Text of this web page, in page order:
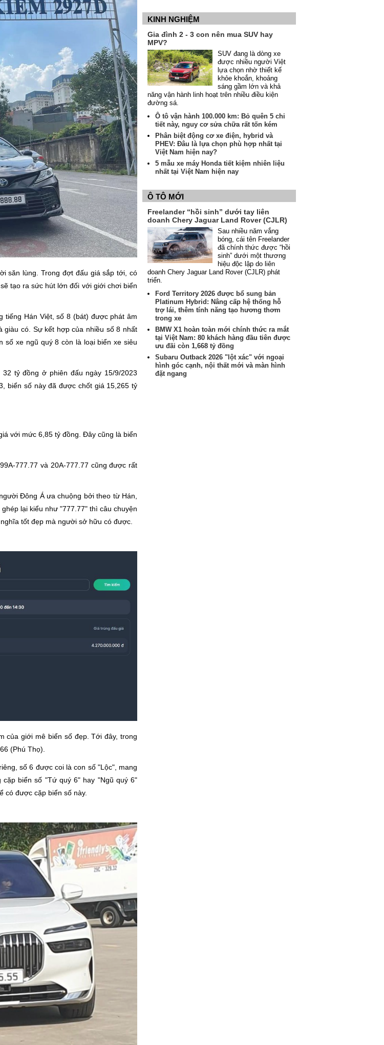
săn lùng. Trong đợt đấu giá sắp tới, có
tạo ra sức hút lớn đối với giới chơi biển
tiếng Hán Việt, số 8 (bát) được phát âm
giàu có. Sự kết hợp của nhiều số 8 nhất
số xe ngũ quý 8 còn là loại biển xe siêu
tỷ đồng ở phiên đấu ngày 15/9/2023
biển số này đã được chốt giá 15,265 tỷ
với mức 6,85 tỷ đồng. Đây cũng là biển
777.77 và 20A-777.77 cũng được rất
Đông Á ưa chuộng bởi theo từ Hán,
lại kiểu như "777.77" thì câu chuyện
tốt đẹp mà người sở hữu có được.
của giới mê biển số đẹp. Tới đây, trong
(Phú Thọ).
số 6 được coi là con số "Lộc", mang
biển số "Tứ quý 6" hay "Ngũ quý 6"
có được cặp biển số này.
KINH NGHIỆM
Gia đình 2 - 3 con nên mua SUV hay
MPV?
SUV đang là dòng xe
được nhiều người Việt
lựa chọn nhờ thiết kế
khỏe khoắn, khoảng
sáng gầm lớn và khả
năng vận hành linh hoạt trên nhiều điều kiện
đường sá.
Ô tô vận hành 100.000 km: Bỏ quên 5 chi
tiết này, nguy cơ sửa chữa rất tốn kém
Phân biệt động cơ xe điện, hybrid và
PHEV: Đâu là lựa chọn phù hợp nhất tại
Việt Nam hiện nay?
5 mẫu xe máy Honda tiết kiệm nhiên liệu
nhất tại Việt Nam hiện nay
Ô TÔ MỚI
Freelander “hồi sinh” dưới tay liên
doanh Chery Jaguar Land Rover (CJLR)
Sau nhiều năm vắng
bóng, cái tên Freelander
đã chính thức được “hồi
sinh” dưới một thương
hiệu độc lập do liên
doanh Chery Jaguar Land Rover (CJLR) phát
triển.
Ford Territory 2026 được bổ sung bản
Platinum Hybrid: Nâng cấp hệ thống hỗ
trợ lái, thêm tính năng tạo hương thơm
trong xe
BMW X1 hoàn toàn mới chính thức ra mắt
tại Việt Nam: 80 khách hàng đầu tiên được
ưu đãi còn 1,668 tỷ đồng
Subaru Outback 2026 "lột xác" với ngoại
hình góc cạnh, nội thất mới và màn hình
đặt ngang